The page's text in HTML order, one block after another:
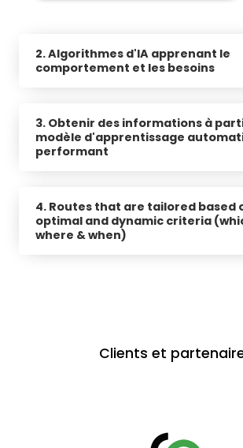
2. Algorithmes d'IA apprenant le
comportement et les besoins
3. Obtenir des informations à
modèle d'apprentissage
performant
4. Routes that are tailored based
optimal and dynamic criteria
where & when)
Clients et